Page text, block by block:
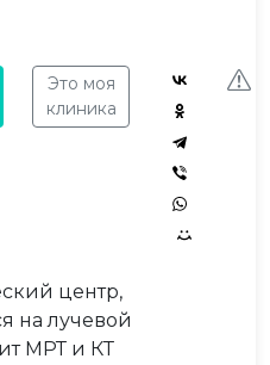
Это моя
клиника
центр,
на лучевой
МРТ и КТ